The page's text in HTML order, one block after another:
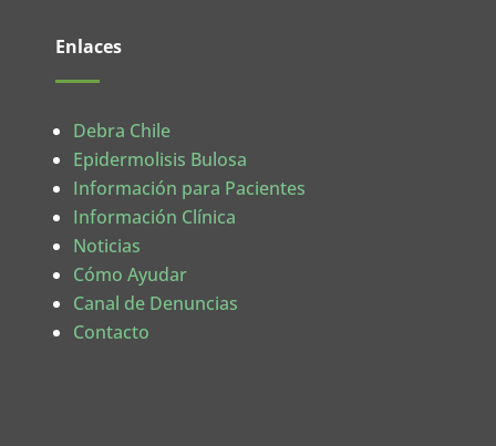
Enlaces
Debra Chile
Epidermolisis Bulosa
Información para Pacientes
Información Clínica
Noticias
Cómo Ayudar
Canal de Denuncias
Contacto